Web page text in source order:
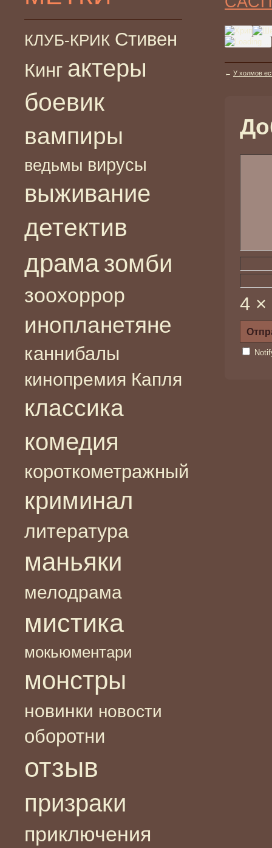
КЛУБ-КРИК Стивен
Кинг актеры
боевик
вампиры
ведьмы вирусы
выживание
детектив
драма зомби
зоохоррор
инопланетяне
каннибалы
кинопремия Капля
классика
комедия
короткометражный
криминал
литература
маньяки
мелодрама
мистика
мокьюментари
монстры
новинки новости
оборотни
отзыв
призраки
приключения
← У холмов
4 ×